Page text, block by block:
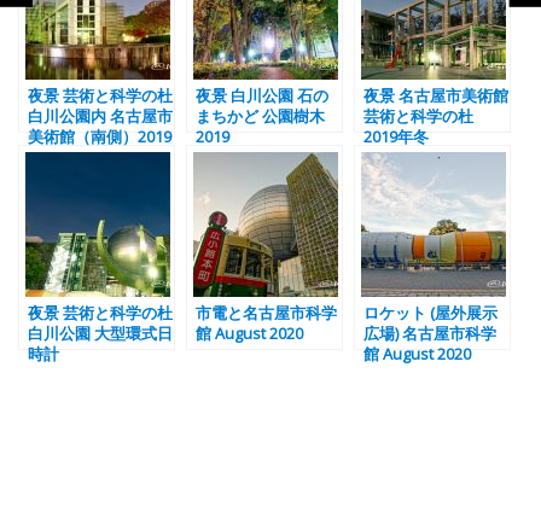
夜景 芸術と科学の杜
白川公園内 名古屋市
美術館（南側）2019
夜景 白川公園 石の
まちかど 公園樹木
2019
夜景 名古屋市美術館
芸術と科学の杜
2019年冬
夜景 芸術と科学の杜
白川公園 大型環式日
時計
市電と名古屋市科学
館 August 2020
ロケット (屋外展示
広場) 名古屋市科学
館 August 2020